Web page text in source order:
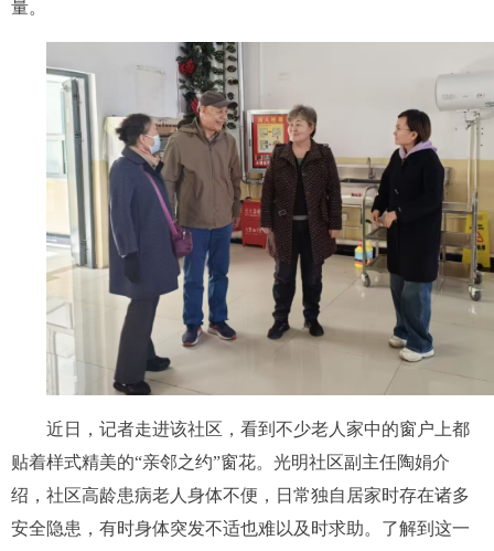
量。
近日，记者走进该社区，看到不少老人家中的窗户上都
贴着样式精美的“亲邻之约”窗花。光明社区副主任陶娟介
绍，社区高龄患病老人身体不便，日常独自居家时存在诸多
安全隐患，有时身体突发不适也难以及时求助。了解到这一